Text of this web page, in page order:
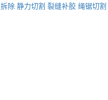
除 静力切割 裂缝补胶 绳锯切割